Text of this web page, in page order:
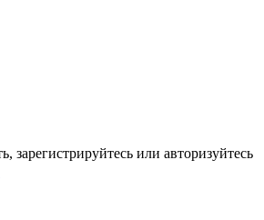
зарегистрируйтесь или авторизуйтесь